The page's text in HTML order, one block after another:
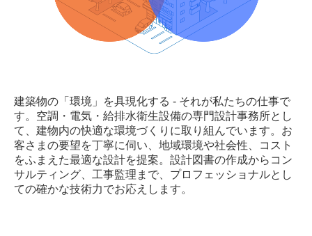
建築物の「環境」を具現化する - それが私たちの仕事で
す。空調・電気・給排水衛生設備の専門設計事務所とし
て、建物内の快適な環境づくりに取り組んでいます。お
客さまの要望を丁寧に伺い、地域環境や社会性、コスト
をふまえた最適な設計を提案。設計図書の作成からコン
サルティング、工事監理まで、プロフェッショナルとし
ての確かな技術力でお応えします。